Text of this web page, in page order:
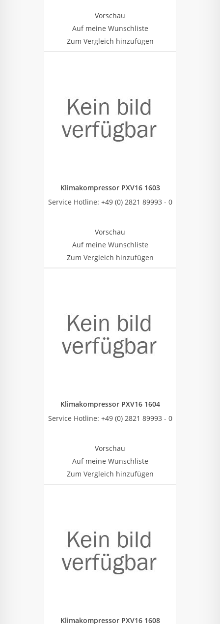
Vorschau
Auf meine Wunschliste
Zum Vergleich hinzufügen
Klimakompressor PXV16 1603
Service Hotline: +49 (0) 2821 89993 - 0
Vorschau
Auf meine Wunschliste
Zum Vergleich hinzufügen
Klimakompressor PXV16 1604
Service Hotline: +49 (0) 2821 89993 - 0
Vorschau
Auf meine Wunschliste
Zum Vergleich hinzufügen
Klimakompressor PXV16 1608